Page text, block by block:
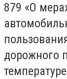
879 «О
дорожного